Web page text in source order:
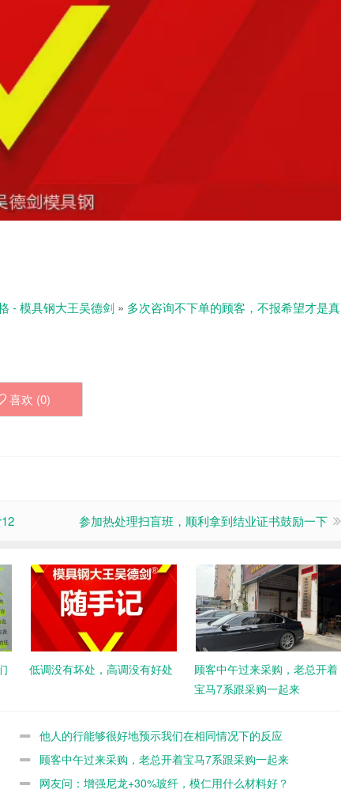
- 模具钢大王吴德剑 » 多次咨询不下单的顾客，不报希望才是真
喜欢 (0)
参加热处理扫盲班，顺利拿到结业证书鼓励一下
低调没有坏处，高调没有好处
顾客中午过来采购，老总开着
宝马7系跟采购一起来
他人的行能够很好地预示我们在相同情况下的反应
顾客中午过来采购，老总开着宝马7系跟采购一起来
网友问：增强尼龙+30%玻纤，模仁用什么材料好？